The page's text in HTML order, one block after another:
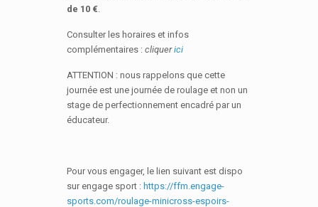
de 10 €.
Consulter les horaires et infos
complémentaires : cliquerici
ATTENTION : nous rappelons que cette
journée est une journée de roulage et non un
stage de perfectionnement encadré par un
éducateur.
Pour vous engager, le lien suivant est dispo
sur engage sport : https://ffm.engage-
sports.com/roulage-minicross-espoirs-